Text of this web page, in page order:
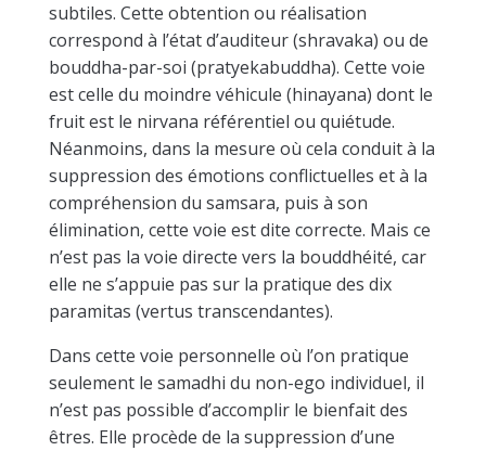
subtiles. Cette obtention ou réalisation
correspond à l’état d’auditeur (shravaka) ou de
bouddha-par-soi (pratyekabuddha). Cette voie
est celle du moindre véhicule (hinayana) dont le
fruit est le nirvana référentiel ou quiétude.
Néanmoins, dans la mesure où cela conduit à la
suppression des émotions conflictuelles et à la
compréhension du samsara, puis à son
élimination, cette voie est dite correcte. Mais ce
n’est pas la voie directe vers la bouddhéité, car
elle ne s’appuie pas sur la pratique des dix
paramitas (vertus transcendantes).
Dans cette voie personnelle où l’on pratique
seulement le samadhi du non-ego individuel, il
n’est pas possible d’accomplir le bienfait des
êtres. Elle procède de la suppression d’une